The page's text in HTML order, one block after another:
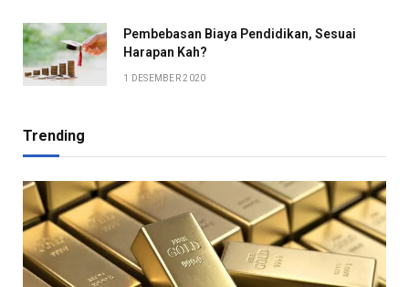
Pembebasan Biaya Pendidikan, Sesuai
Harapan Kah?
1 DESEMBER 2020
Trending